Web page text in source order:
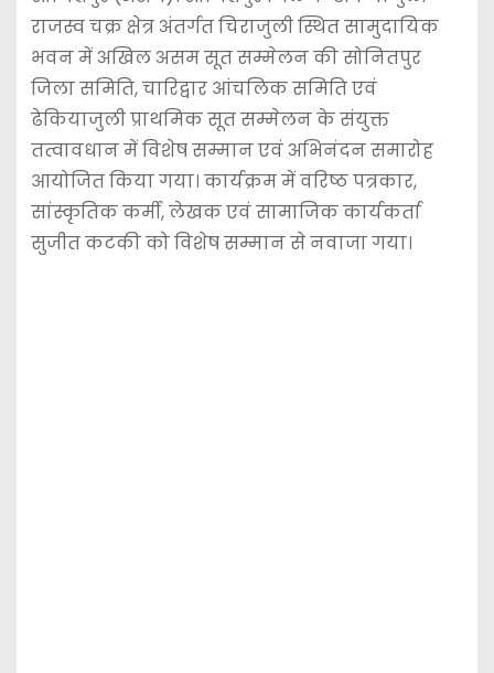
राजस्व चक्र क्षेत्र अंतर्गत चिराजुली स्थित सामुदायिक
भवन में अखिल असम सूत सम्मेलन की सोनितपुर
जिला समिति, चारिद्वार आंचलिक समिति एवं
ढेकियाजुली प्राथमिक सूत सम्मेलन के संयुक्त
तत्वावधान में विशेष सम्मान एवं अभिनंदन समारोह
आयोजित किया गया। कार्यक्रम में वरिष्ठ पत्रकार,
सांस्कृतिक कर्मी, लेखक एवं सामाजिक कार्यकर्ता
सुजीत कटकी को विशेष सम्मान से नवाजा गया।